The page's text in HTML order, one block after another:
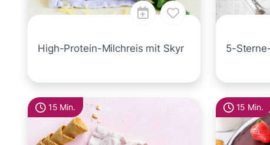
High-Protein-Milchreis mit Skyr 5-
15 Min. 15 Min.